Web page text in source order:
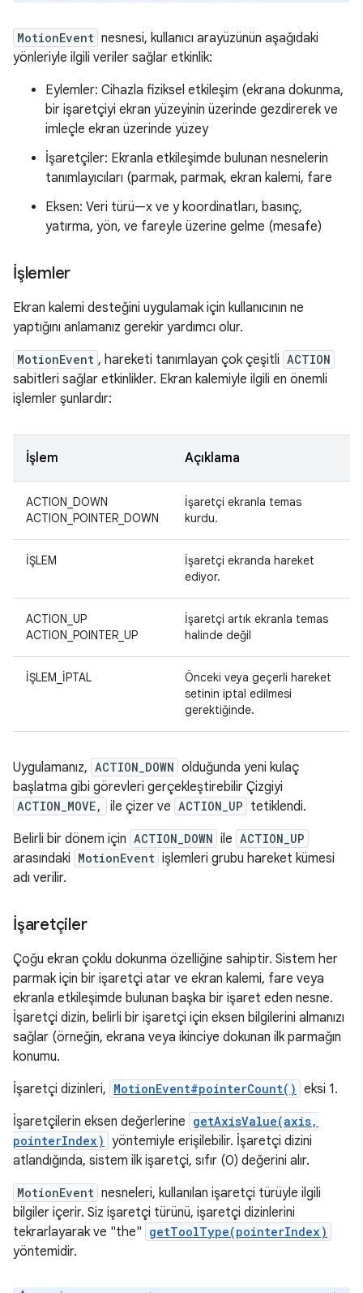
MotionEvent nesnesi, kullanıcı arayüzünün aşağıdaki
yönleriyle ilgili veriler sağlar etkinlik:
Eylemler: Cihazla fiziksel etkileşim (ekrana dokunma,
bir işaretçiyi ekran yüzeyinin üzerinde gezdirerek ve
imleçle ekran üzerinde yüzey
İşaretçiler: Ekranla etkileşimde bulunan nesnelerin
tanımlayıcıları (parmak, parmak, ekran kalemi, fare
Eksen: Veri türü—x ve y koordinatları, basınç,
yatırma, yön, ve fareyle üzerine gelme (mesafe)
İşlemler
Ekran kalemi desteğini uygulamak için kullanıcının ne
yaptığını anlamanız gerekir yardımcı olur.
MotionEvent , hareketi tanımlayan çok çeşitli ACTION
sabitleri sağlar etkinlikler. Ekran kalemiyle ilgili en önemli
işlemler şunlardır:
İşlem Açıklama
ACTION_DOWN
ACTION_POINTER_DOWN
İşaretçi ekranla temas
kurdu.
İŞLEM
İşaretçi ekranda hareket
ediyor.
ACTION_UP
ACTION_POINTER_UP
İşaretçi artık ekranla temas
halinde değil
İŞLEM_İPTAL
Önceki veya geçerli hareket
setinin iptal edilmesi
gerektiğinde.
Uygulamanız, ACTION_DOWN olduğunda yeni kulaç
başlatma gibi görevleri gerçekleştirebilir Çizgiyi
ACTION_MOVE, ile çizer ve ACTION_UP tetiklendi.
Belirli bir dönem için ACTION_DOWN ile ACTION_UP
arasındaki MotionEvent işlemleri grubu hareket kümesi
adı verilir.
İşaretçiler
Çoğu ekran çoklu dokunma özelliğine sahiptir. Sistem her
parmak için bir işaretçi atar ve ekran kalemi, fare veya
ekranla etkileşimde bulunan başka bir işaret eden nesne.
İşaretçi dizin, belirli bir işaretçi için eksen bilgilerini almanızı
sağlar (örneğin, ekrana veya ikinciye dokunan ilk parmağın
konumu.
İşaretçi dizinleri, MotionEvent#pointerCount() eksi 1.
İşaretçilerin eksen değerlerine getAxisValue(axis,
pointerIndex) yöntemiyle erişilebilir. İşaretçi dizini
atlandığında, sistem ilk işaretçi, sıfır (0) değerini alır.
MotionEvent nesneleri, kullanılan işaretçi türüyle ilgili
bilgiler içerir. Siz işaretçi türünü, işaretçi dizinlerini
tekrarlayarak ve "the" getToolType(pointerIndex)
yöntemidir.